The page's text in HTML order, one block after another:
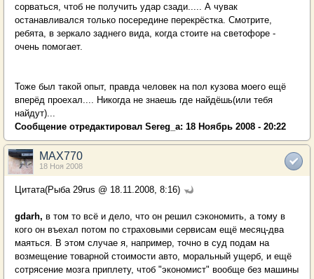
сорваться, чтоб не получить удар сзади..... А чувак
останавливался только посередине перекрёстка. Смотрите,
ребята, в зеркало заднего вида, когда стоите на светофоре -
очень помогает.
Тоже был такой опыт, правда человек на пол кузова моего ещё
вперёд проехал.... Никогда не знаешь где найдёшь(или тебя
найдут)...
Сообщение отредактировал Sereg_a: 18 Ноябрь 2008 - 20:22
MAX770
18 Ноя 2008
Цитата(Рыба 29rus @ 18.11.2008, 8:16)
gdarh, в том то всё и дело, что он решил сэкономить, а тому в
кого он въехал потом по страховыми сервисам ещё месяц-два
маяться. В этом случае я, например, точно в суд подам на
возмещение товарной стоимости авто, моральный ущерб, и ещё
сотрясение мозга приплету, чтоб "экономист" вообще без машины